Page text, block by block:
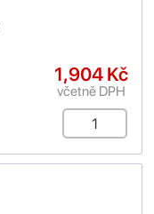
1,904 Kč
včetně DPH